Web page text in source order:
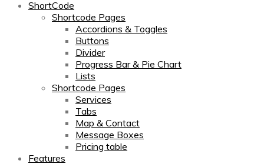
ShortCode
Shortcode Pages
Accordions & Toggles
Buttons
Divider
Progress Bar & Pie Chart
Lists
Shortcode Pages
Services
Tabs
Map & Contact
Message Boxes
Pricing table
Features